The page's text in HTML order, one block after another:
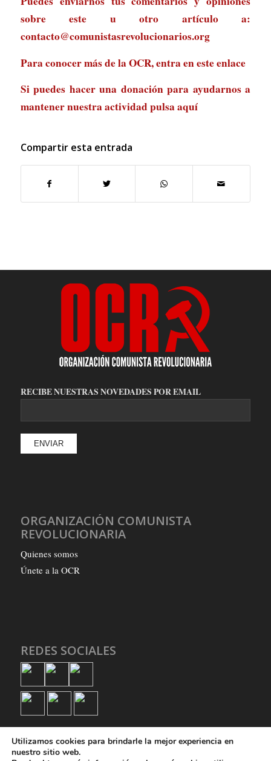
sobre este u otro artículo a:
contacto@comunistasrevolucionarios.org
Para conocer más de la OCR, entra eneste enlace
Si puedes hacer una donación para ayudarnos a
mantener nuestra actividad pulsa aquí
Compartir esta entrada
RECIBE NUESTRAS NOVEDADES POR EMAIL
ORGANIZACIÓN COMUNISTA
REVOLUCIONARIA
Quienes somos
Únete a la OCR
REDES SOCIALES
Utilizamos cookies para brindarle la mejor experiencia en
nuestro sitio web.